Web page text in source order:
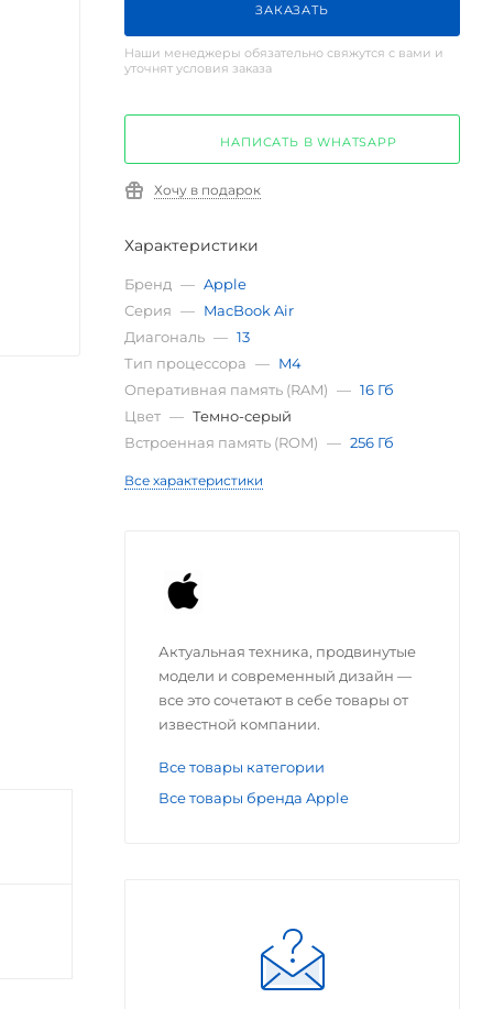
ЗАКАЗАТЬ
Наши менеджеры обязательно свяжутся с вами и
уточнят условия заказа
НАПИСАТЬ В WHATSAPP
Хочу в подарок
Характеристики
Бренд — Apple
Серия — MacBook Air
Диагональ — 13
Тип процессора — M4
Оперативная память (RAM) — 16 Гб
Цвет — Темно-серый
Встроенная память (ROM) — 256 Гб
Все характеристики
Актуальная техника, продвинутые
модели и современный дизайн —
все это сочетают в себе товары от
известной компании.
Все товары категории
Все товары бренда Apple